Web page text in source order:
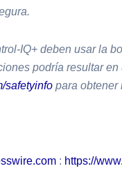
IQ+ deben usar la
podría resultar
safetyinfo para obtener
: https://